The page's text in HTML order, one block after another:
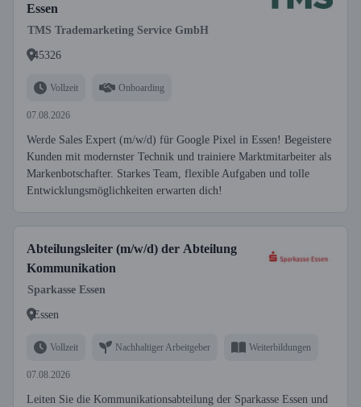
Essen
TMS Trademarketing Service GmbH
45326
Vollzeit Onboarding
07.08.2026
Werde Sales Expert (m/w/d) für Google Pixel in Essen! Begeistere
Kunden mit modernster Technik und trainiere Marktmitarbeiter als
Markenbotschafter. Starkes Team, flexible Aufgaben und tolle
Entwicklungsmöglichkeiten erwarten dich!
Abteilungsleiter (m/w/d) der Abteilung
Kommunikation
Sparkasse Essen
Essen
Vollzeit Nachhaltiger Arbeitgeber Weiterbildungen
07.08.2026
Leiten Sie die Kommunikationsabteilung der Sparkasse Essen und